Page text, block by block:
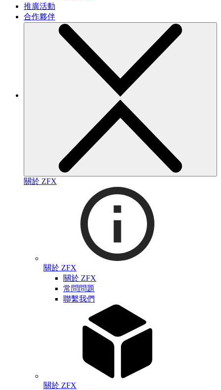
推廣活動
合作夥伴
關於 ZFX
關於 ZFX
關於 ZFX
常問問題
聯繫我們
關於 ZFX